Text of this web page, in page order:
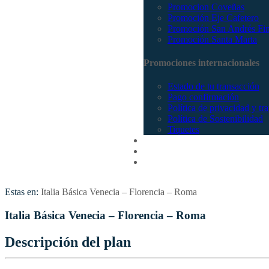
Promocion Coveñas
Promoción Eje Cafetero
Promoción San Andrés
Promoción Santa Marta
Promociones internacionales
Estado de tu transacción
Pago confirmación
Política de privacidad y
Política de Sostenibilidad
Tiquetes
Estas en: Italia Básica Venecia – Florencia – Roma
Italia Básica Venecia – Florencia – Roma
Descripción del plan